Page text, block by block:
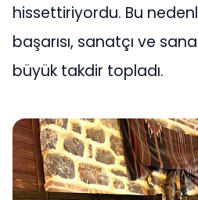
hissettiriyordu. Bu
başarısı, sanatçı ve
büyük takdir topladı.